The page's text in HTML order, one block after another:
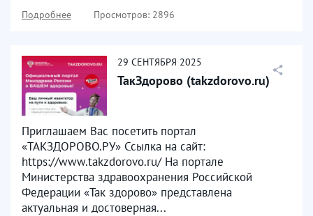
Подробнее Просмотров: 2896
29 СЕНТЯБРЯ 2025
ТакЗдорово (takzdorovo.ru)
Приглашаем Вас посетить портал
«ТАКЗДОРОВО.РУ» Ссылка на сайт:
https://www.takzdorovo.ru/ На портале
Министерства здравоохранения Российской
Федерации «Так здорово» представлена
актуальная и достоверная...